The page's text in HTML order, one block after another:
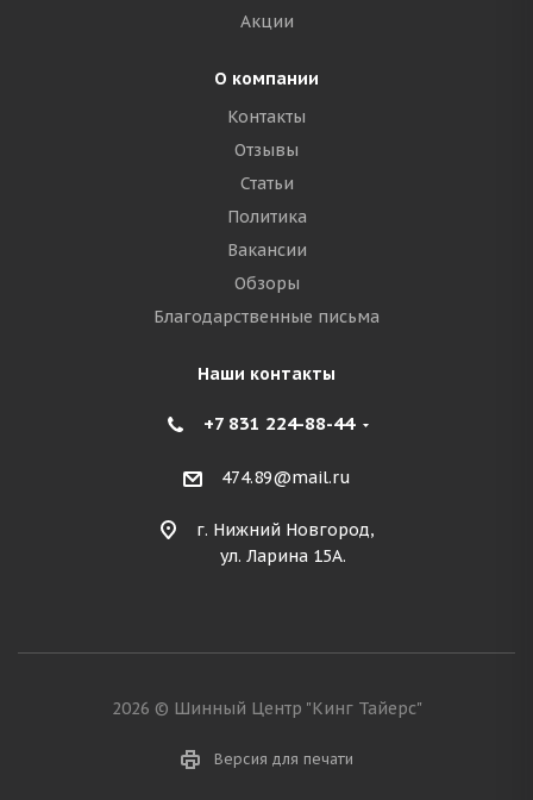
Акции
О компании
Контакты
Отзывы
Статьи
Политика
Вакансии
Обзоры
Благодарственные письма
Наши контакты
+7 831 224-88-44
474.89@mail.ru
г. Нижний Новгород,
ул. Ларина 15А.
2026 © Шинный Центр "Кинг Тайерс"
Версия для печати